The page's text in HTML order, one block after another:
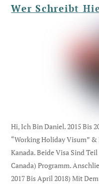
Wer Schreibt
Hi, Ich Bin Daniel. 2015 Bis
“Working Holiday Visum” &
Kanada. Beide Visa Sind
Canada) Programm.
2017 Bis April 2018) Mit